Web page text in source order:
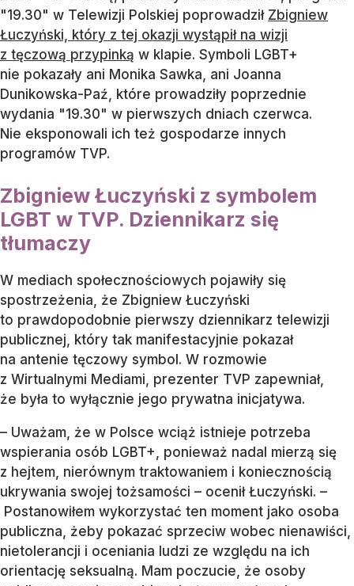
"19.30" w Telewizji Polskiej poprowadził Zbigniew
Łuczyński, który z tej okazji wystąpił na wizji
z tęczową przypinką w klapie. Symboli LGBT+
nie pokazały ani Monika Sawka, ani Joanna
Dunikowska-Paź, które prowadziły poprzednie
wydania "19.30" w pierwszych dniach czerwca.
Nie eksponowali ich też gospodarze innych
programów TVP.
Zbigniew Łuczyński z symbolem
LGBT w TVP. Dziennikarz się
tłumaczy
W mediach społecznościowych pojawiły się
spostrzeżenia, że Zbigniew Łuczyński
to prawdopodobnie pierwszy dziennikarz telewizji
publicznej, który tak manifestacyjnie pokazał
na antenie tęczowy symbol. W rozmowie
z Wirtualnymi Mediami, prezenter TVP zapewniał,
że była to wyłącznie jego prywatna inicjatywa.
– Uważam, że w Polsce wciąż istnieje potrzeba
wspierania osób LGBT+, ponieważ nadal mierzą się
z hejtem, nierównym traktowaniem i koniecznością
ukrywania swojej tożsamości – ocenił Łuczyński. –
Postanowiłem wykorzystać ten moment jako osoba
publiczna, żeby pokazać sprzeciw wobec nienawiści,
nietolerancji i oceniania ludzi ze względu na ich
orientację seksualną. Mam poczucie, że osoby